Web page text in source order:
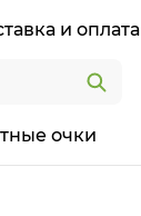
и оплата
очки